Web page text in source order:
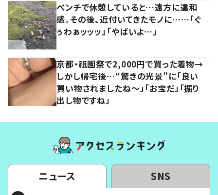
ベンチで休憩していると…遠方に違和
感。その後、近付いてきたモノに……「ぐ
ぅわぁッッッ」「やばいよ…」
京都・祇園祭で2,000円で買った着物→
しかし帰宅後…“驚きの光景”に「良い
買い物されましたね～」「お宝だ」「掘り
出し物ですね」
ニュース SNS